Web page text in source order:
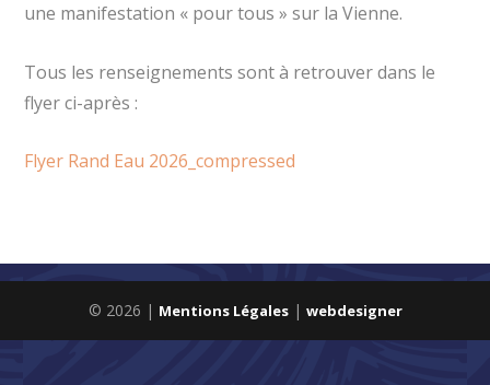
une manifestation « pour tous » sur la Vienne.
Tous les renseignements sont à retrouver dans le
flyer ci-après :
Flyer Rand Eau 2026_compressed
© 2026 | Mentions Légales| webdesigner